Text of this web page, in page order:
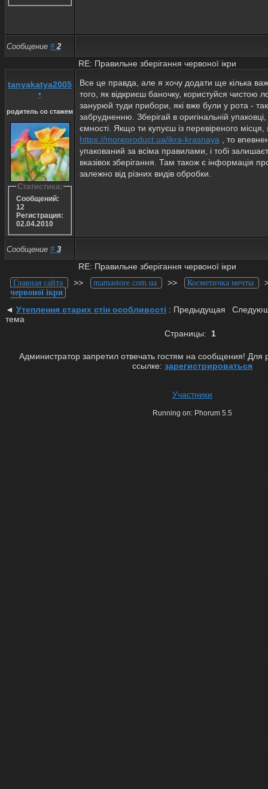
Сообщение # 2
RE: Правильне зберігання червоної ікри
tanyakatya2005
•
родитель со стажем
Статистика:
Сообщений:
12
Регистрация:
02.04.2010
Все це правда, але я хочу додати ще кілька
того, як відкриєш баночку, користуйся чистою
занурюй туди прибори, які вже були у рота -
забрудненню. Зберігай в оригінальній
ємності. Якщо ти купуєш із перевіреного місця,
https://moreproduct.ua/ikra-krasnaya , то
упакований за всіма правилами, і тобі
вказівок зберігання. Там також є інформація
залежно від різних видів обробки.
Сообщение # 3
RE: Правильне зберігання червоної ікри
Главная сайта >> mamastore.com.ua >> Косметичка мечты
червоної ікри
◄ Утеплення старих стін особливості : Предыдущая
тема
Страницы: 1
Администратор запретил отвечать гостям на сообщения! Для
ссылке: зарегистрироваться
Участники
Running on: Phorum 5.5